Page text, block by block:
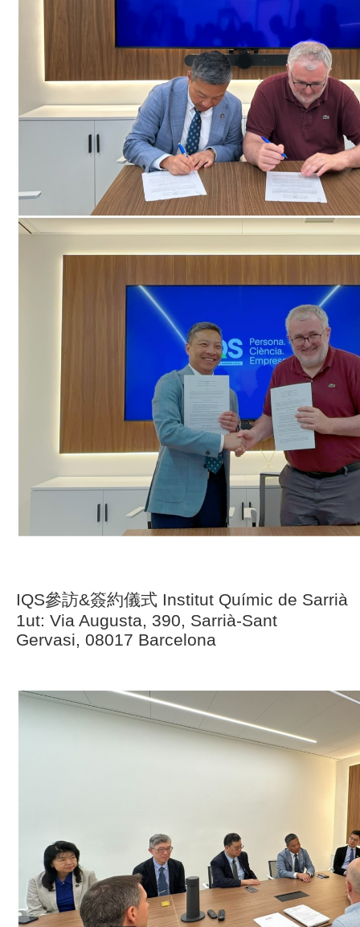
IQS參訪&簽約儀式 Institut Químic de Sarrià
1ut: Via Augusta, 390, Sarrià-Sant
Gervasi, 08017 Barcelona